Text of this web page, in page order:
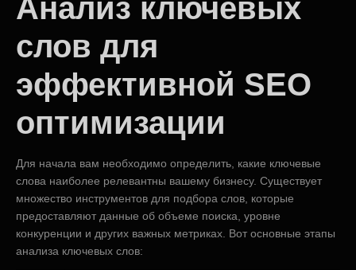
Анализ ключевых
слов для
эффективной SEO
оптимизации
Для начала вам необходимо определить, какие ключевые
слова наиболее релевантны вашему бизнесу. Существует
множество инструментов для подбора слов, которые
предоставляют данные об объеме поиска, уровне
конкуренции и других важных метриках. Вот основные этапы
анализа ключевых слов: